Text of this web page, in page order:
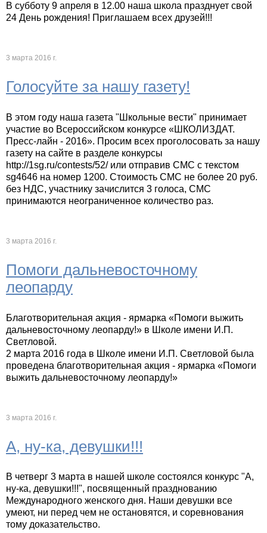
В субботу 9 апреля в 12.00 наша школа празднует свой
24 День рождения! Приглашаем всех друзей!!!
3 марта 2016 г.
Голосуйте за нашу газету!
В этом году наша газета "Школьные вести" принимает
участие во Всероссийском конкурсе «ШКОЛИЗДАТ.
Пресс-лайн - 2016». Просим всех проголосовать за нашу
газету на сайте в разделе конкурсы
http://1sg.ru/contests/52/ или отправив СМС с текстом
sg4646 на номер 1200. Стоимость СМС не более 20 руб.
без НДС, участнику зачислится 3 голоса, СМС
принимаются неограниченное количество раз.
3 марта 2016 г.
Помоги дальневосточному
леопарду
Благотворительная акция - ярмарка «Помоги выжить
дальневосточному леопарду!» в Школе имени И.П.
Светловой.
2 марта 2016 года в Школе имени И.П. Светловой была
проведена благотворительная акция - ярмарка «Помоги
выжить дальневосточному леопарду!»
3 марта 2016 г.
А, ну-ка, девушки!!!
В четверг 3 марта в нашей школе состоялся конкурс "А,
ну-ка, девушки!!!", посвященный празднованию
Международного женского дня. Наши девушки все
умеют, ни перед чем не остановятся, и соревнования
тому доказательство.